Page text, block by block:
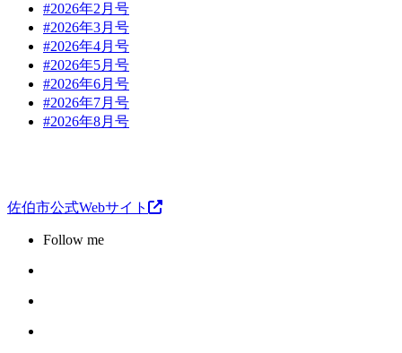
#2026年2月号
#2026年3月号
#2026年4月号
#2026年5月号
#2026年6月号
#2026年7月号
#2026年8月号
佐伯市公式Webサイト
Follow me